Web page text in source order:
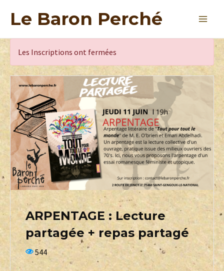
Le Baron Perché
Les Inscriptions ont fermées
ARPENTAGE : Lecture
partagée + repas partagé
544